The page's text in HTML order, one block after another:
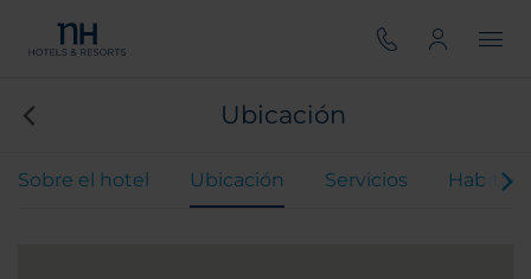
Ubicación
Sobre el hotel Ubicación Servicios